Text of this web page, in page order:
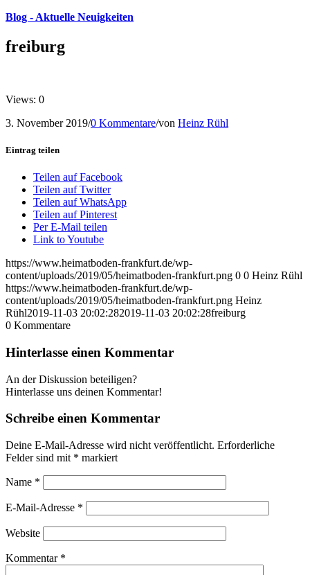
Blog - Aktuelle Neuigkeiten
freiburg
Views: 0
3. November 2019/0 Kommentare/von Heinz Rühl
Eintrag teilen
Teilen auf Facebook
Teilen auf Twitter
Teilen auf WhatsApp
Teilen auf Pinterest
Per E-Mail teilen
Link to Youtube
https://www.heimatboden-frankfurt.de/wp-
content/uploads/2019/05/heimatboden-frankfurt.png 0 0 Heinz Rühl
https://www.heimatboden-frankfurt.de/wp-
content/uploads/2019/05/heimatboden-frankfurt.png Heinz
Rühl2019-11-03 20:02:282019-11-03 20:02:28freiburg
0 Kommentare
Hinterlasse einen Kommentar
An der Diskussion beteiligen?
Hinterlasse uns deinen Kommentar!
Schreibe einen Kommentar
Deine E-Mail-Adresse wird nicht veröffentlicht. Erforderliche
Felder sind mit * markiert
Name *
E-Mail-Adresse *
Website
Kommentar *